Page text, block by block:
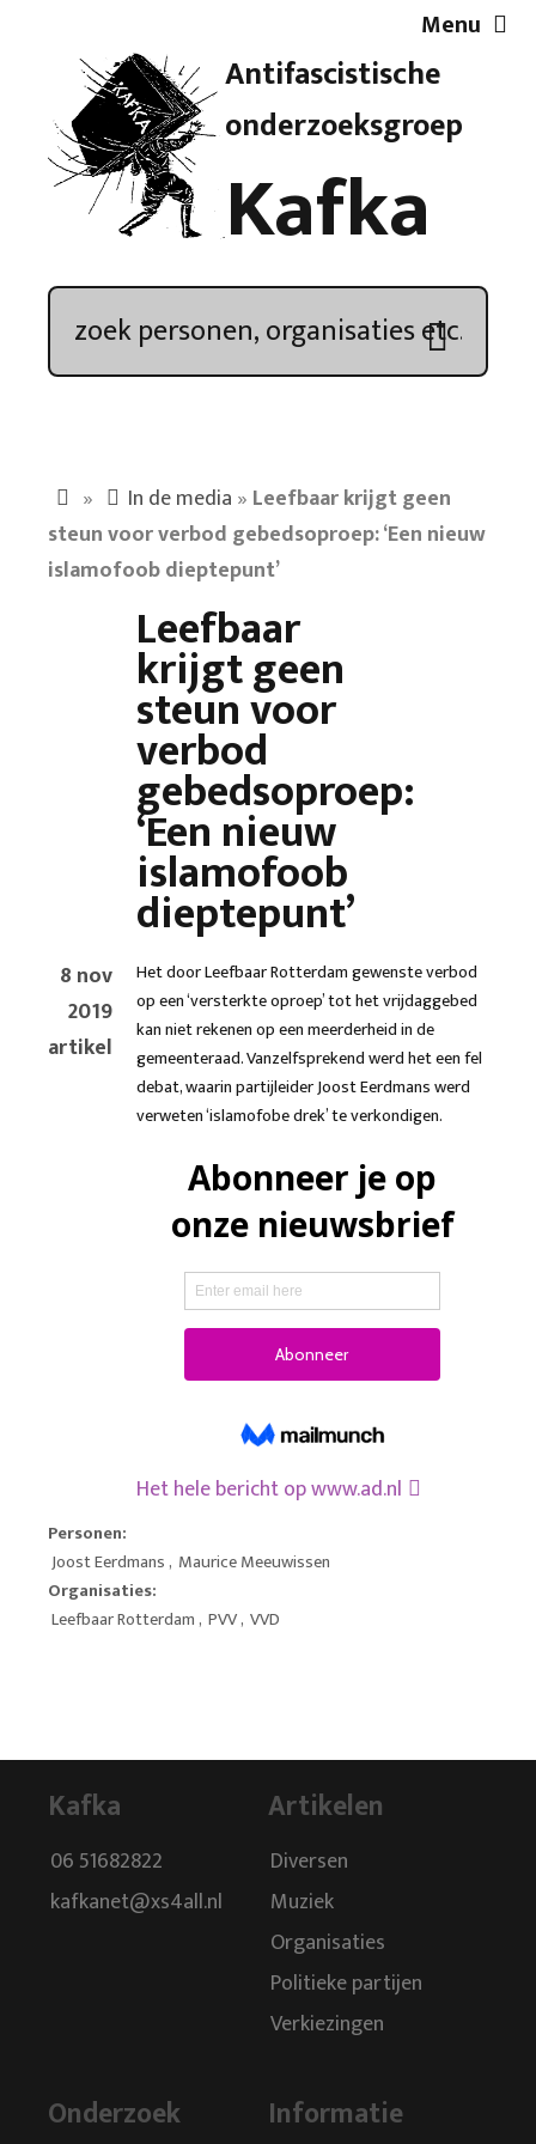
Antifascistische
onderzoeksgroep
Kafka
Menu
Artikelen
Demonstratieoverzicht
Kroniek
Nieuwsbrief
» In de media » Leefbaar krijgt geen
steun voor verbod gebedsoproep: ‘Een nieuw
islamofoob dieptepunt’
Leefbaar
krijgt geen
steun voor
verbod
gebedsoproep:
‘Een nieuw
islamofoob
dieptepunt’
8 nov
2019
artikel
Het door Leefbaar Rotterdam gewenste verbod
op een ‘versterkte oproep’ tot het vrijdaggebed
kan niet rekenen op een meerderheid in de
gemeenteraad. Vanzelfsprekend werd het een fel
debat, waarin partijleider Joost Eerdmans werd
verweten ‘islamofobe drek’ te verkondigen.
Het hele bericht opwww.ad.nl
Personen:
Joost Eerdmans, Maurice Meeuwissen
Organisaties:
Leefbaar Rotterdam, PVV, VVD
Kafka
06 51682822
kafkanet@xs4all.nl
Artikelen
Diversen
Muziek
Organisaties
Politieke partijen
Verkiezingen
Onderzoek Informatie